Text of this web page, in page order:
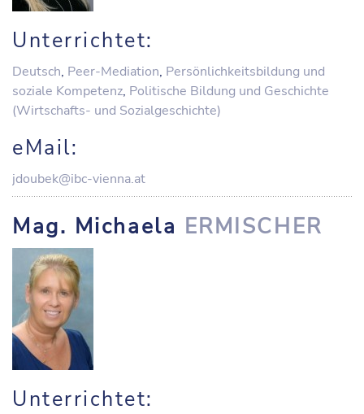
Unterrichtet:
Deutsch, Peer-Mediation, Persönlichkeitsbildung und
soziale Kompetenz, Politische Bildung und Geschichte
(Wirtschafts- und Sozialgeschichte)
eMail:
jdoubek@ibc-vienna.at
Mag. Michaela ERMISCHER
Unterrichtet: